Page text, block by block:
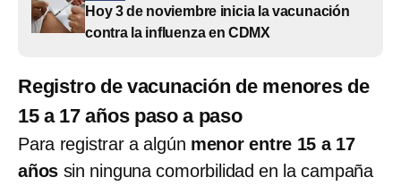
Hoy 3 de noviembre inicia la vacunación
contra la influenza en CDMX
Registro de vacunación de menores de
15 a 17 años paso a paso
Para registrar a algún menor entre 15 a 17
años sin ninguna comorbilidad en la campaña